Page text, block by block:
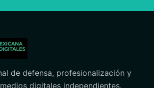
de defensa, profesionalización y
digitales independientes.